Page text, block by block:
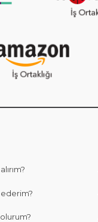
ederim?
olurum?